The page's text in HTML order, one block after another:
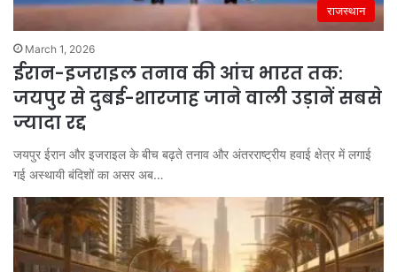
राजस्थान
March 1, 2026
ईरान-इजराइल तनाव की आंच भारत तक:
जयपुर से दुबई-शारजाह जाने वाली उड़ानें सबसे
ज्यादा रद्द
जयपुर ईरान और इजराइल के बीच बढ़ते तनाव और अंतरराष्ट्रीय हवाई क्षेत्र में लगाई
गई अस्थायी बंदिशों का असर अब…